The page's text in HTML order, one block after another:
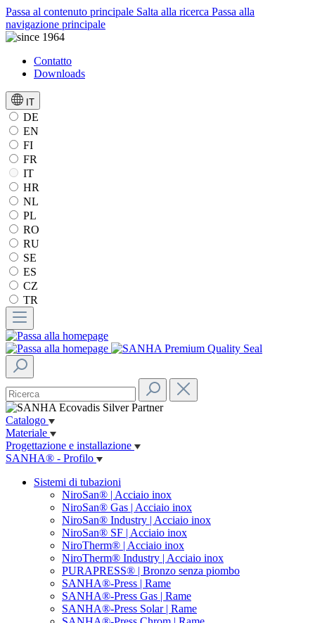
Passa al contenuto principale Salta alla ricerca Passa alla
navigazione principale
Contatto
Downloads
IT
DE
EN
FI
FR
IT
HR
NL
PL
RO
RU
SE
ES
CZ
TR
Catalogo
Materiale
Progettazione e installazione
SANHA® - Profilo
Sistemi di tubazioni
NiroSan® | Acciaio inox
NiroSan® Gas | Acciaio inox
NiroSan® Industry | Acciaio inox
NiroSan® SF | Acciaio inox
NiroTherm® | Acciaio inox
NiroTherm® Industry | Acciaio inox
PURAPRESS® | Bronzo senza piombo
SANHA®-Press | Rame
SANHA®-Press Gas | Rame
SANHA®-Press Solar | Rame